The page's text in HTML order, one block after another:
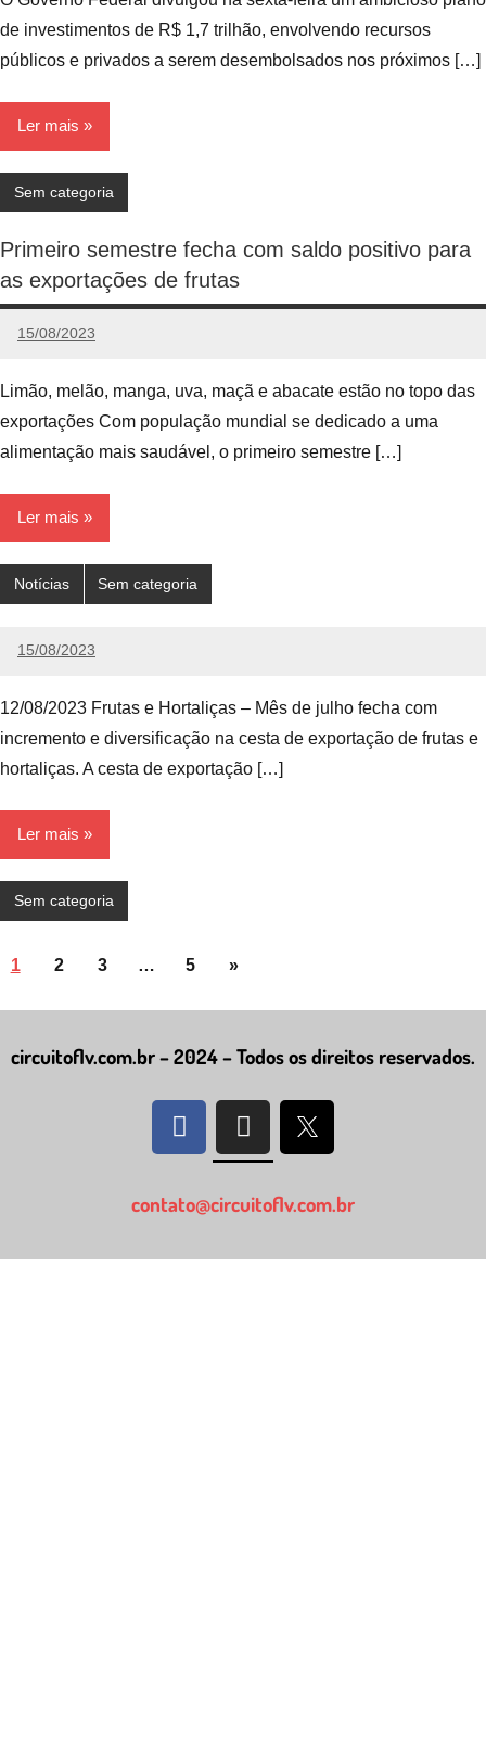
de investimentos de R$ 1,7 trilhão, envolvendo recursos
públicos e privados a serem desembolsados nos próximos […]
Ler mais
Sem categoria
Primeiro semestre fecha com saldo positivo para
as exportações de frutas
15/08/2023
Edunog
Nenhum
Limão, melão, manga, uva, maçã e abacate estão no topo das
exportações Com população mundial se dedicado a uma
alimentação mais saudável, o primeiro semestre […]
Ler mais
Notícias Sem categoria
15/08/2023
Edunog
Nenhum
12/08/2023 Frutas e Hortaliças – Mês de julho fecha com
incremento e diversificação na cesta de exportação de frutas e
hortaliças. A cesta de exportação […]
Ler mais
Sem categoria
1 2 3 … 5 »
circuitoflv.com.br – 2024 – Todos os direitos reservados.
contato@circuitoflv.com.br